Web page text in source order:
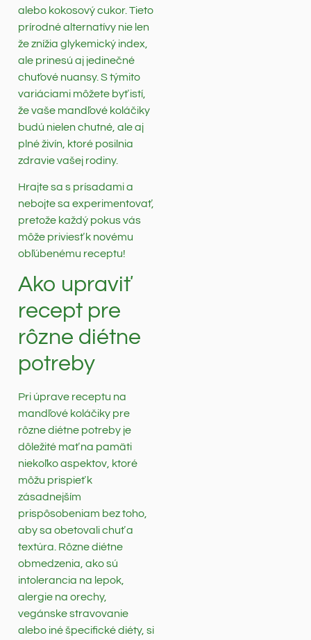
alebo kokosový cukor. Tieto
prírodné alternatívy nie len
že znížia glykemický index,
ale prinesú aj jedinečné
chuťové nuansy. S týmito
variáciami môžete byť istí,
že vaše mandľové koláčiky
budú nielen chutné, ale aj
plné živín, ktoré posilnia
zdravie vašej rodiny.
Hrajte sa s prísadami a
nebojte sa experimentovať,
pretože každý pokus vás
môže priviesť k novému
obľúbenému receptu!
Ako upraviť
recept pre
rôzne diétne
potreby
Pri úprave receptu na
mandľové koláčiky pre
rôzne diétne potreby je
dôležité mať na pamäti
niekoľko aspektov, ktoré
môžu prispieť k
zásadnejším
prispôsobeniam bez toho,
aby sa obetovali chuť a
textúra. Rôzne diétne
obmedzenia, ako sú
intolerancia na lepok,
alergie na orechy,
vegánske stravovanie
alebo iné špecifické diéty, si